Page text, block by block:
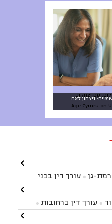
ניצחון לאם
סם יצחקוב,
גן 
עורך דין בבני
דין בראשון לציון
דין בחולון
עורך

 עורך דין ברחובות 
במודיעין
עורך דין

